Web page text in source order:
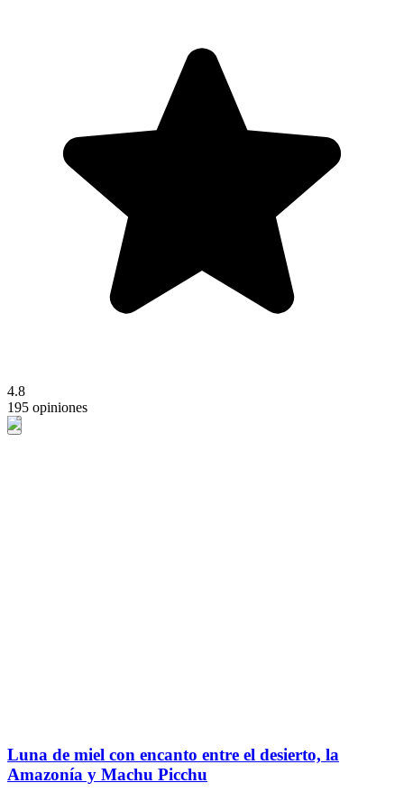
4.8
195 opiniones
Luna de miel con encanto entre el desierto, la
Amazonía y Machu Picchu